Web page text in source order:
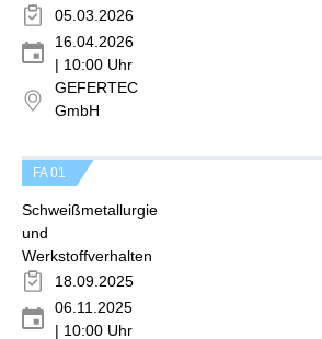
05.03.2026
16.04.2026
| 10:00 Uhr
GEFERTEC
GmbH
FA 01
Schweißmetallurgie
und
Werkstoffverhalten
18.09.2025
06.11.2025
| 10:00 Uhr